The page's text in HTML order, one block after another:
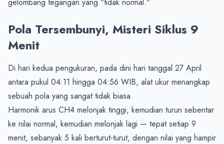
Pola Tersembunyi, Misteri Siklus 9
Menit
Di hari kedua pengukuran, pada dini hari tanggal 27 April
antara pukul 04:11 hingga 04:56 WIB, alat ukur menangkap
sebuah pola yang sangat tidak biasa.
Harmonik arus CH4 melonjak tinggi, kemudian turun sebentar
ke nilai normal, kemudian melonjak lagi — tepat setiap 9
menit, sebanyak 5 kali berturut-turut, dengan nilai yang hampir